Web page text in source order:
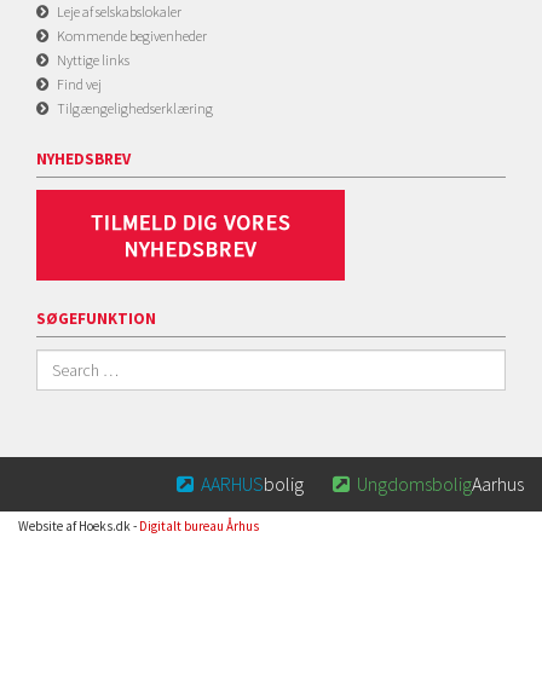
Leje af selskabslokaler
Kommende begivenheder
Nyttige links
Find vej
Tilgængelighedserklæring
NYHEDSBREV
SØGEFUNKTION
 UngdomsboligAarhus
 AARHUSbolig
Website af Hoeks.dk - Digitalt bureau Århus